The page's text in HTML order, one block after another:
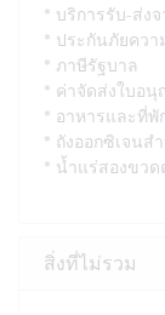
บริการรับ-ส่ง
ประกันภัยคว
ภาษีรัฐบาล
ค่าจัดส่งใบอนุ
อาหารและที่
ถังออกซิเจนส
น้ำแร่สองขว
สิ่งที่ไม่รวม